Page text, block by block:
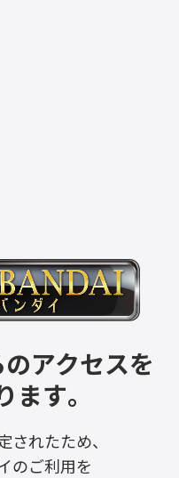
アクセスを
す。
れたため、
のご利用を